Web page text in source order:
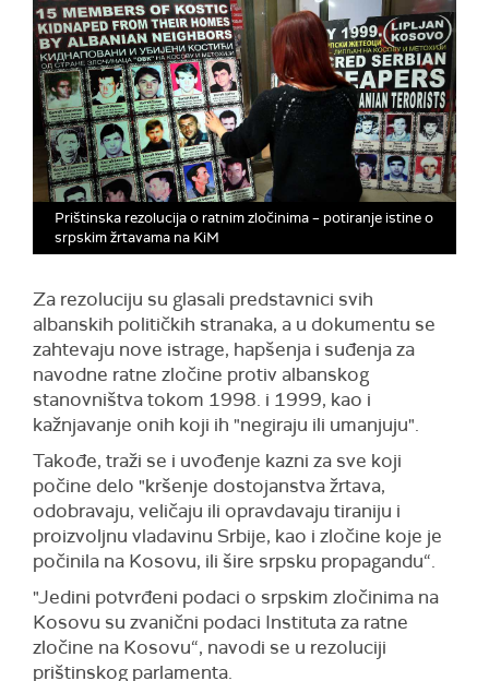
Prištinska rezolucija o ratnim zločinima – potiranje istine o
srpskim žrtavama na KiM
Za rezoluciju su glasali predstavnici svih
albanskih političkih stranaka, a u dokumentu se
zahtevaju nove istrage, hapšenja i suđenja za
navodne ratne zločine protiv albanskog
stanovništva tokom 1998. i 1999, kao i
kažnjavanje onih koji ih "negiraju ili umanjuju".
Takođe, traži se i uvođenje kazni za sve koji
počine delo "kršenje dostojanstva žrtava,
odobravaju, veličaju ili opravdavaju tiraniju i
proizvoljnu vladavinu Srbije, kao i zločine koje je
počinila na Kosovu, ili šire srpsku propagandu“.
"Jedini potvrđeni podaci o srpskim zločinima na
Kosovu su zvanični podaci Instituta za ratne
zločine na Kosovu“, navodi se u rezoluciji
prištinskog parlamenta.